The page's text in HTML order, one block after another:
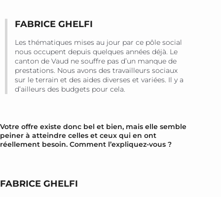
FABRICE GHELFI
Les thématiques mises au jour par ce pôle social
nous occupent depuis quelques années déjà. Le
canton de Vaud ne souffre pas d’un manque de
prestations. Nous avons des travailleurs sociaux
sur le terrain et des aides diverses et variées. Il y a
d’ailleurs des budgets pour cela.
Votre offre existe donc bel et bien, mais elle semble
peiner à atteindre celles et ceux qui en ont
réellement besoin. Comment l’expliquez-vous ?
FABRICE GHELFI